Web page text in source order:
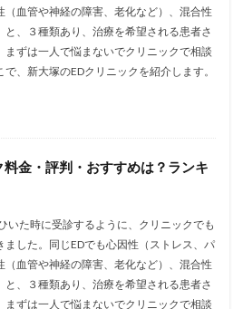
（血管や神経の障害、老化など）、混合性
と、３種類あり、治療を希望される患者さ
まずは一人で悩まないでクリニックで相談
、新大塚のEDクリニックを紹介します。
金・評判・おすすめは？ランキ
いた時に受診するように、クリニックでも
ました。同じEDでも心因性（ストレス、パ
（血管や神経の障害、老化など）、混合性
と、３種類あり、治療を希望される患者さ
まずは一人で悩まないでクリニックで相談